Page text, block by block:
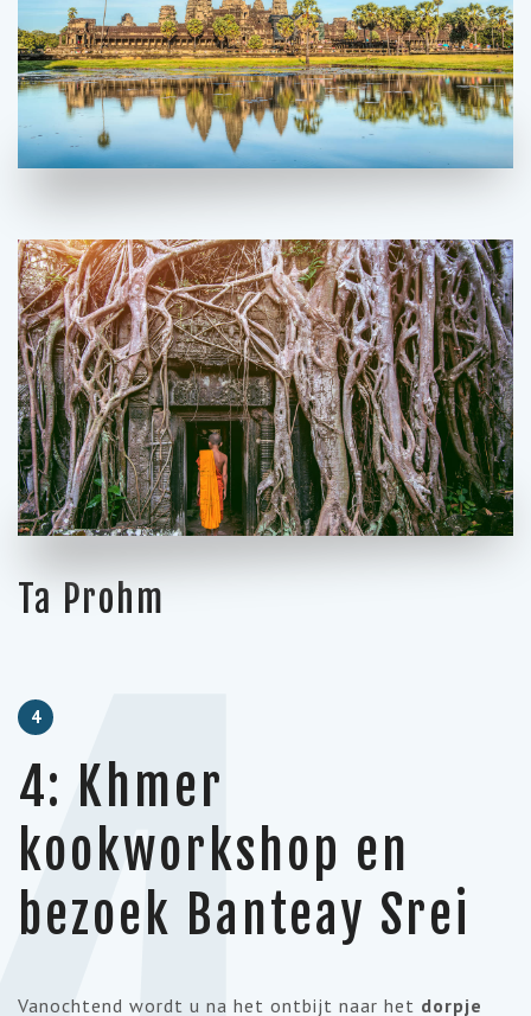
Ta Prohm
4
4: Khmer
kookworkshop en
bezoek Banteay Srei
Vanochtend wordt u na het ontbijt naar het dorpje